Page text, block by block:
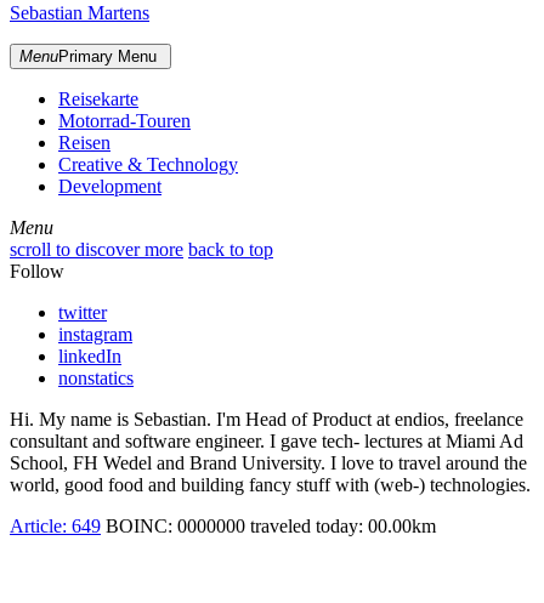
content
Sebastian Martens
MenuPrimary Menu
Reisekarte
Motorrad-Touren
Reisen
Creative & Technology
Development
Menu
Menu
scroll to discover more back to top
Follow
twitter
instagram
linkedIn
nonstatics
Hi. My name is Sebastian. I'm Head of Product at endios, freelance
consultant and software engineer. I gave tech- lectures at Miami Ad
School, FH Wedel and Brand University. I love to travel around the
world, good food and building fancy stuff with (web-) technologies.
Article: 649 BOINC: 0000000 traveled today: 00.00km